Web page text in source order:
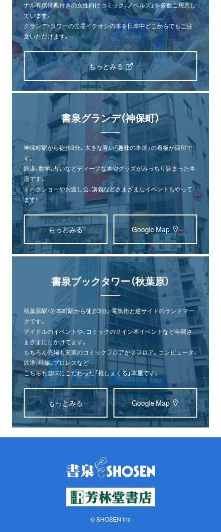
ナル有償特典付きの女性向けコミック、ノベルズ」を多数ご用意し
ています。
グランデ・タワーの売場イチオシの本を日本中どこからでもご注
文いただけます。
もっとみる
書泉グランデ（神保町）
神保町駅から徒歩3分。大きな青い「趣味の本屋」の看板が目印で
す。
鉄道、数学、占いなどディープな本やグッズがみっちり詰まった本
屋です。
トークショーやお渡し会、講義などさまざまなイベントもやって
ます！
もっとみる Google Map
書泉ブックタワー（秋葉原）
秋葉原駅・岩本町駅から徒歩3分。電気街と逆サイドのランドマー
クです。
アイドルのイベントや、コミックのサイン本イベントなど年間さ
まざまにしかけてます。
もちろん売場も充実のコミックフロアが２フロア。コンピュータ、
鉄道、特撮、プロレスなど
こちらも趣味にこだわった「推しまくる」本屋です。
もっとみる Google Map
© SHOSEN Inc
書泉グランデ